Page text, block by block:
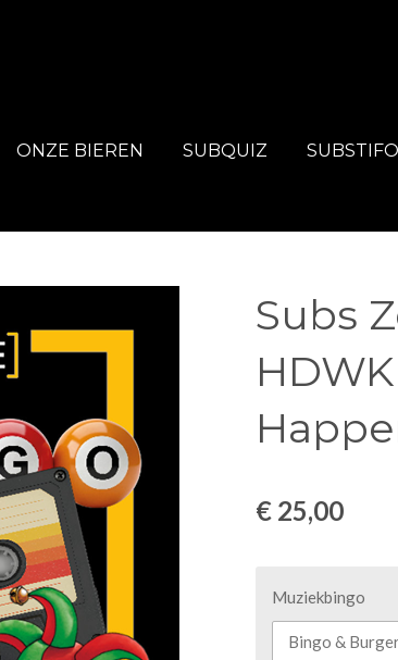
ONZE BIEREN SUBQUIZ
Subs
€ 25,00
Muziekbingo